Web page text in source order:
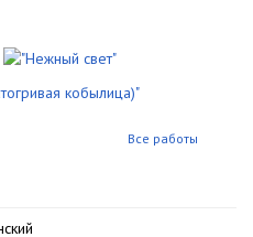
Все работы